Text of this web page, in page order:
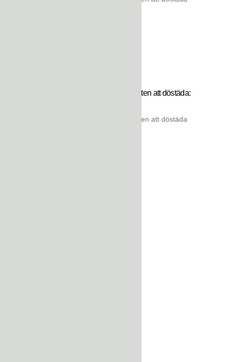
Den svenska konsten att döstäda:
Den svenska konsten att döstäda